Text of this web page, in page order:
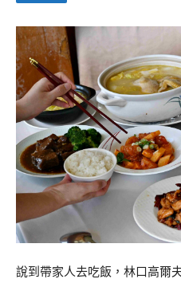
說到帶家人去吃飯，林口高爾